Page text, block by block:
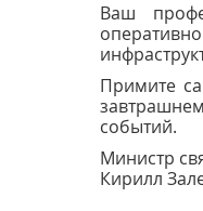
Ваш
Примите
событий.
Министр
Кирилл